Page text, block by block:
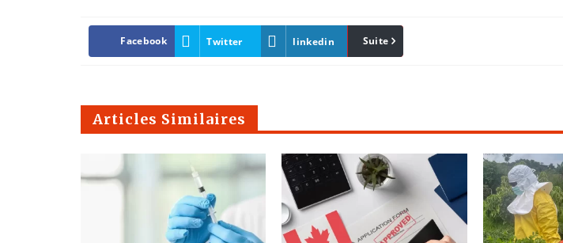
Facebook Twitter linkedin Pinterest
Suite
Articles Similaires